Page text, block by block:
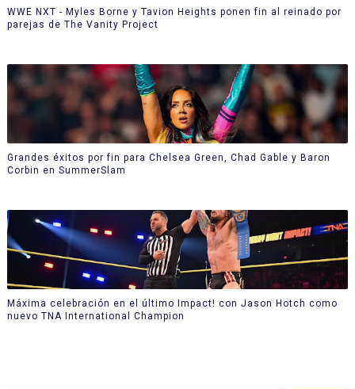
WWE NXT - Myles Borne y Tavion Heights ponen fin al reinado por
parejas de The Vanity Project
Grandes éxitos por fin para Chelsea Green, Chad Gable y Baron
Corbin en SummerSlam
Máxima celebración en el último Impact! con Jason Hotch como
nuevo TNA International Champion